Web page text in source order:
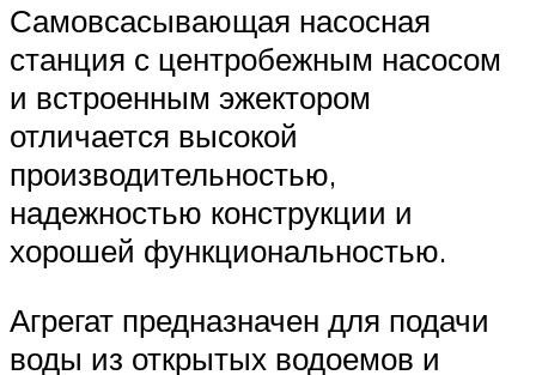
Самовсасывающая насосная
станция с центробежным насосом
и встроенным эжектором
отличается высокой
производительностью,
надежностью конструкции и
хорошей функциональностью.
Агрегат предназначен для подачи
воды из открытых водоемов и